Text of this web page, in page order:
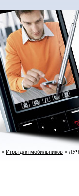
> Игры для мобильников >